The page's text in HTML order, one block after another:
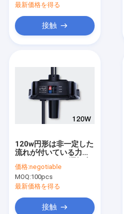
最新価格を得る
接触
120w円形は非一定した
流れが付いている力
を隔離した
価格:negotiable
MOQ:100pcs
最新価格を得る
接触